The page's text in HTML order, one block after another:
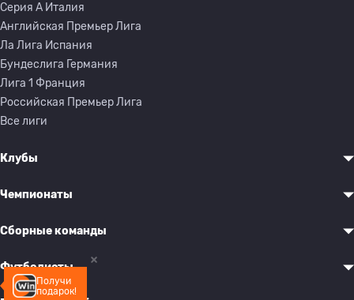
Получи
подарок!
Серия A Италия
Английская Премьер Лига
Ла Лига Испания
Бундеслига Германия
Лига 1 Франция
Российская Премьер Лига
Все лиги
Клубы
Чемпионаты
Сборные команды
Футболисты